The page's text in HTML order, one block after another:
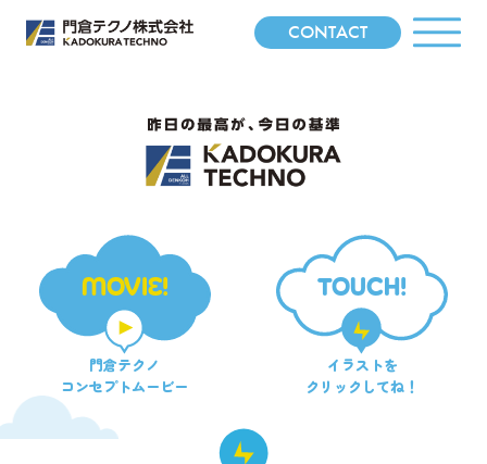
CONTACT
MOVIE!
門倉テクノ
コンセプトムービー
TOUCH!
イラストを
クリックしてね！